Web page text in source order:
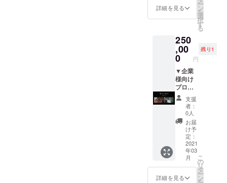
に限り
ます。
（ど
が2つに
分かれ
る場合
には、2
コース
分お申
し込み
くださ
い。）
▼お礼
のお手
す。た
だし、
止むを
理由に
より施
設をお
休みさ
せて頂
く場合
があり
ます。
お礼の
お手紙
が、社
長しか
知らな
お勧め
の韓国
をご案
内しま
す。 ※
日程は2
泊3日を
予定し
ていま
す。 ※
スケ
ジュー
ルにつ
いて
は、別
途調整
させて
いただ
詳細を見る ー
ン
を
選
択
す
る
250
,00
0 円
残り1
▼企業
様向け
プロ
モー
ション
ビデ
オ、ま
たは
Web
CM制作
コース
※今回
PVの撮
影・編
支援
者：
0人
お届
け予
定：
2021
年03
月
詳細を見る
こ
の
リ
タ
ー
ン